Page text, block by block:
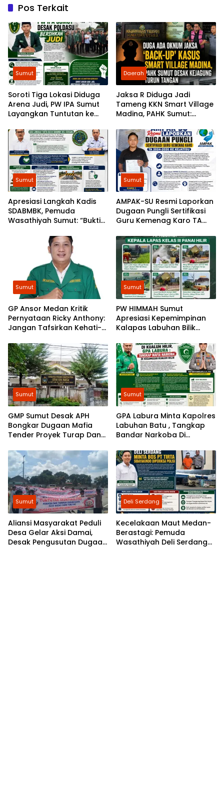
Pos Terkait
Sumut
Soroti Tiga Lokasi Diduga
Arena Judi, PW IPA Sumut
Layangkan Tuntutan ke
Daerah
Jaksa R Diduga Jadi
Tameng KKN Smart Village
Madina, PAHK Sumut:
Jangan Ada yang Kebal
Hukum!
Sumut
Apresiasi Langkah Kadis
SDABMBK, Pemuda
Wasathiyah Sumut: “Bukti
Berlandaskan Hukum”
Sumut
AMPAK-SU Resmi Laporkan
Dugaan Pungli Sertifikasi
Guru Kemenag Karo TA
Sumut
GP Ansor Medan Kritik
Pernyataan Ricky Anthony:
Jangan Tafsirkan Kehati-
Arogansi
Sumut
​PW HIMMAH Sumut
Apresiasi Kepemimpinan
Kalapas Labuhan Bilik
Pemasyarakatan Humanis
Sumut
GMP Sumut Desak APH
Bongkar Dugaan Mafia
Tender Proyek Turap Dan
SMSL dalam Peredaman
Aksi Mahasiswa Diminta
Diusut
Sumut
GPA Labura Minta Kapolres
Labuhan Batu , Tangkap
Bandar Narkoba Di
Sumut
Aliansi Masyarakat Peduli
Desa Gelar Aksi Damai,
Desak Pengusutan Dugaan
Deli Serdang
Kecelakaan Maut Medan-
Berastagi: Pemuda
Wasathiyah Deli Serdang